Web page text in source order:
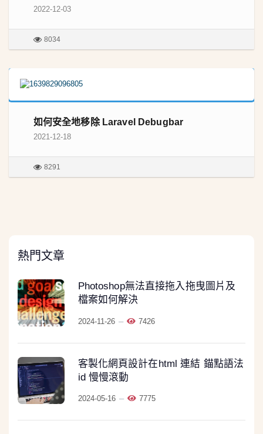
2022-12-03
8034
如何安全地移除 Laravel Debugbar
2021-12-18
8291
熱門文章
Photoshop無法直接拖入拖曳圖片及
檔案如何解決
2024-11-26 7426
客製化網頁設計在html 連結 錨點語法
id 慢慢滾動
2024-05-16 7775